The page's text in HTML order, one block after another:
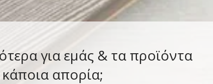
για εμάς & τα προϊόντα
κάποια απορία;